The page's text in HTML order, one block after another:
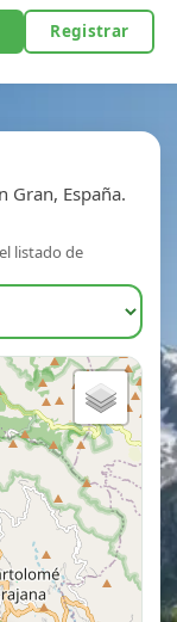
Registrar
Gran, España.
listado de